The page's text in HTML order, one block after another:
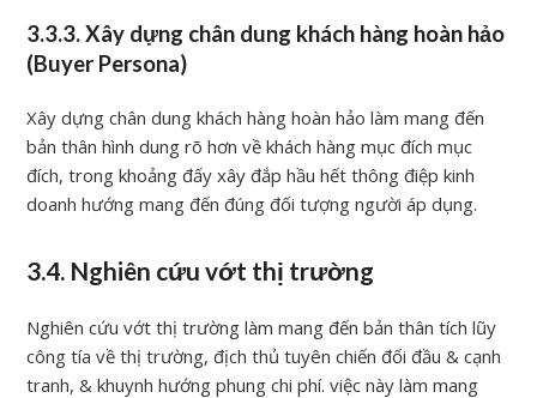
3.3.3. Xây dựng chân dung khách hàng hoàn hảo
(Buyer Persona)
Xây dựng chân dung khách hàng hoàn hảo làm mang đến
bản thân hình dung rõ hơn về khách hàng mục đích mục
đích, trong khoảng đấy xây đắp hầu hết thông điệp kinh
doanh hướng mang đến đúng đối tượng người áp dụng.
3.4. Nghiên cứu vớt thị trường
Nghiên cứu vớt thị trường làm mang đến bản thân tích lũy
công tía về thị trường, địch thủ tuyên chiến đối đầu & cạnh
tranh, & khuynh hướng phung chi phí. việc này làm mang